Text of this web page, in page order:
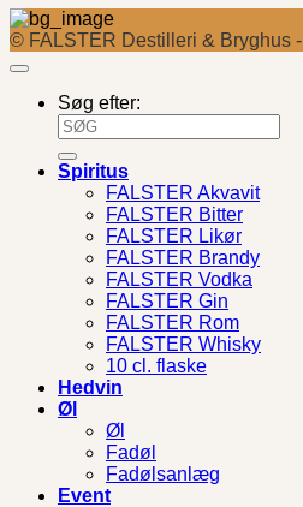
© FALSTER Destilleri & Bryghus -
Søg efter:
Spiritus
FALSTER Akvavit
FALSTER Bitter
FALSTER Likør
FALSTER Brandy
FALSTER Vodka
FALSTER Gin
FALSTER Rom
FALSTER Whisky
10 cl. flaske
Hedvin
Øl
Øl
Fadøl
Fadølsanlæg
Event